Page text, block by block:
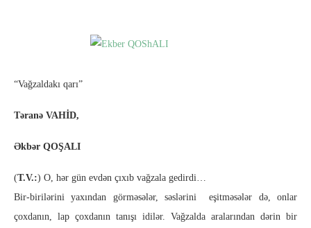
“Vağzaldakı qarı”
Təranə VAHİD,
Əkbər QOŞALI
(T.V.:) O, hər gün evdən çıxıb vağzala gedirdi…
Bir-birilərini yaxından görməsələr, səslərini eşitməsələr də, onlar
çoxdanın, lap çoxdanın tanışı idilər. Vağzalda aralarından dərin bir